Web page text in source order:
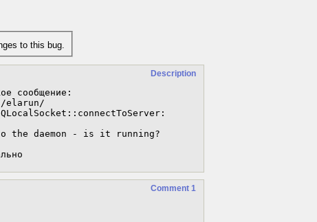
to this bug.
Description
сообщение:
elarun/
to the daemon - is it running?
Comment 1